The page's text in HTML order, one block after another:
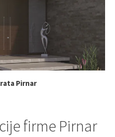
Pirnar
firme Pirnar